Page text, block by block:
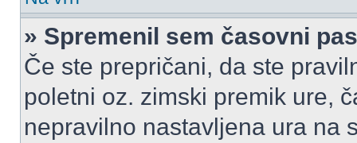
» Spremenil sem časovni
Če ste prepričani, da ste
poletni oz. zimski premik ure,
nepravilno nastavljena ura na